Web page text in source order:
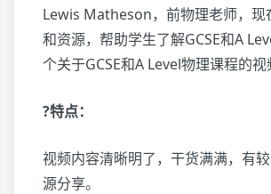
Lewis Matheson，前物理老师，现
和资源，帮助学生了解GCSE和A
个关于GCSE和A Level物理课程的视
?特点：
视频内容清晰明了，干货满满，有
源分享。